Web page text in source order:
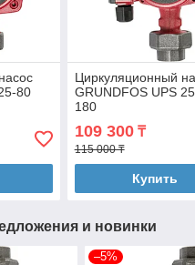
80
Циркуляционный
GRUNDFOS UPS
180
109 300₸
115 000 ₸
Купить
и новинки
–5%